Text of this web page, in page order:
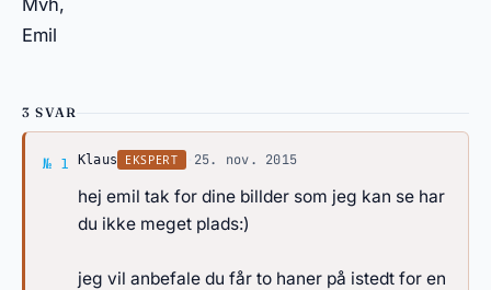
Mvh,
Emil
3 SVAR
№ 1 Svar af Klaus
Klaus EKSPERT 25. nov. 2015
hej emil tak for dine billder som jeg kan se har
du ikke meget plads:)
jeg vil anbefale du får to haner på istedt for en